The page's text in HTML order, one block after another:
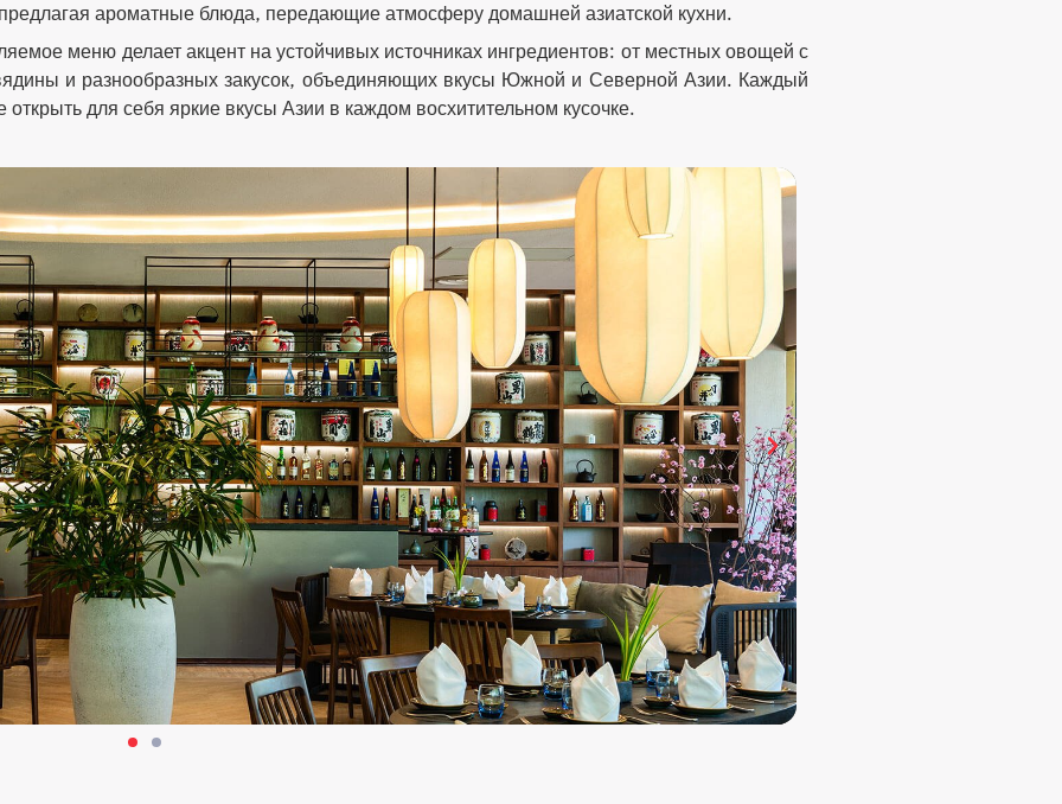
ароматные блюда, передающие атмосферу домашней азиатской кухни.
меню делает акцент на устойчивых источниках ингредиентов: от местных овощей с
и разнообразных закусок, объединяющих вкусы Южной и Северной Азии. Каждый
для себя яркие вкусы Азии в каждом восхитительном кусочке.